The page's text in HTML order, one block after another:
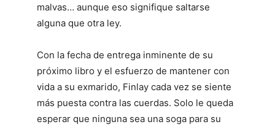
malvas… aunque eso signifique saltarse
alguna que otra ley.
Con la fecha de entrega inminente de su
próximo libro y el esfuerzo de mantener con
vida a su exmarido, Finlay cada vez se siente
más puesta contra las cuerdas. Solo le queda
esperar que ninguna sea una soga para su